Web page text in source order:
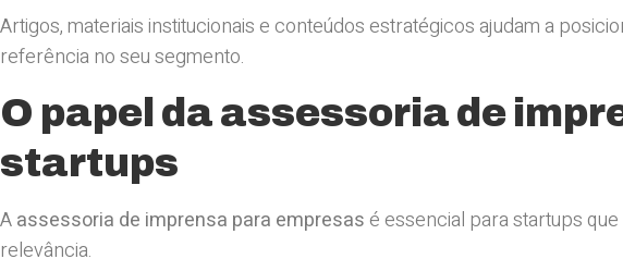
Artigos, materiais institucionais e conteúdos estratégicos ajudam a
referência no seu segmento.
O papel da assessoria de
startups
Aassessoria de imprensa para empresasé essencial para startups
relevância.